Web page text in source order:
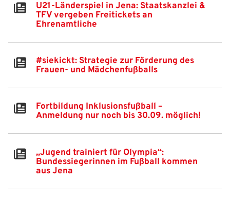
U21-Länderspiel in Jena: Staatskanzlei &
TFV vergeben Freitickets an
Ehrenamtliche
#siekickt: Strategie zur Förderung des
Frauen- und Mädchenfußballs
Fortbildung Inklusionsfußball –
Anmeldung nur noch bis 30.09. möglich!
„Jugend trainiert für Olympia“:
Bundessiegerinnen im Fußball kommen
aus Jena